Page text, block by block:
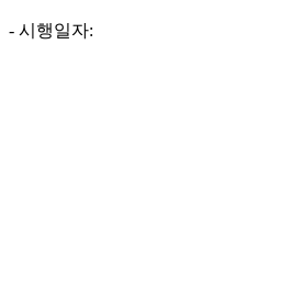
- 시행일자: